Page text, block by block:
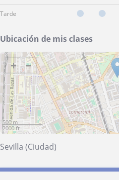
Tarde
Ubicación de mis clases
+ −
500 m
2000 ft
Sevilla (Ciudad)